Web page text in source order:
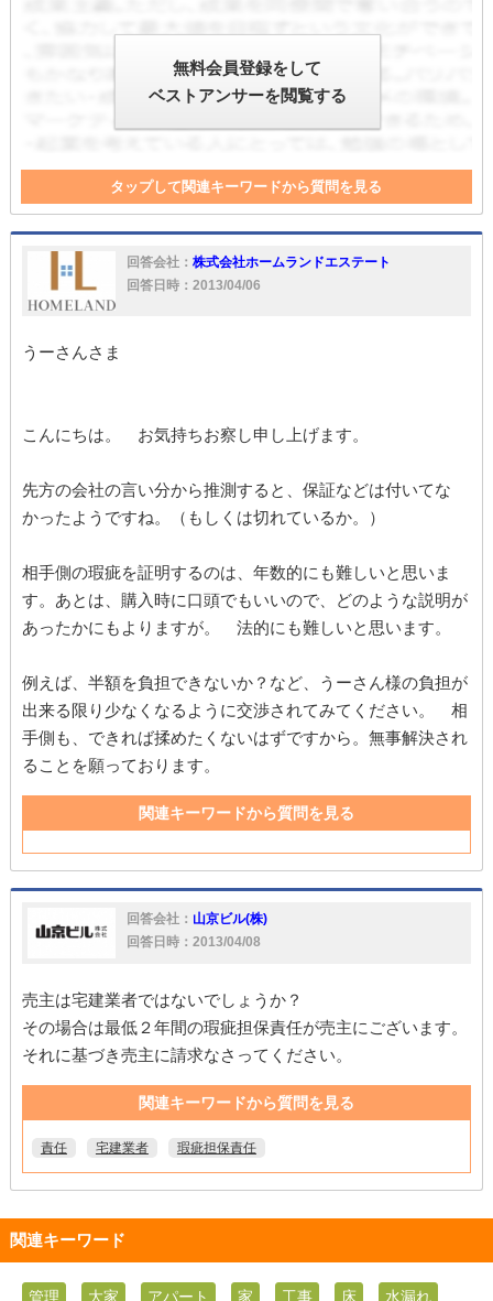
無料会員登録をして
ベストアンサーを閲覧する
タップして関連キーワードから質問を見る
責任 保険 アパート マンション 法的手段
水漏れ
回答会社： 株式会社ホームランドエステート
回答日時：2013/04/06
うーさんさま
こんにちは。 お気持ちお察し申し上げます。
先方の会社の言い分から推測すると、保証などは付いてな
かったようですね。（もしくは切れているか。）
相手側の瑕疵を証明するのは、年数的にも難しいと思いま
す。あとは、購入時に口頭でもいいので、どのような説明が
あったかにもよりますが。 法的にも難しいと思います。
例えば、半額を負担できないか？など、うーさん様の負担が
出来る限り少なくなるように交渉されてみてください。 相
手側も、できれば揉めたくないはずですから。無事解決され
ることを願っております。
関連キーワードから質問を見る
回答会社： 山京ビル(株)
回答日時：2013/04/08
売主は宅建業者ではないでしょうか？
その場合は最低２年間の瑕疵担保責任が売主にございます。
それに基づき売主に請求なさってください。
関連キーワードから質問を見る
責任 宅建業者 瑕疵担保責任
関連キーワード
管理 大家 アパート 家 工事 床 水漏れ